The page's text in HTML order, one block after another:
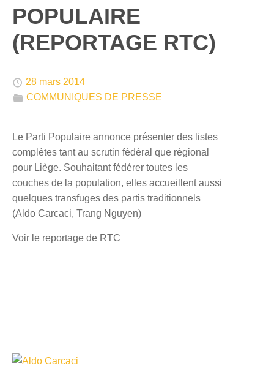
POPULAIRE
(REPORTAGE RTC)
🕔 28 mars 2014
📁 COMMUNIQUES DE PRESSE
Le Parti Populaire annonce présenter des listes
complètes tant au scrutin fédéral que régional
pour Liège. Souhaitant fédérer toutes les
couches de la population, elles accueillent aussi
quelques transfuges des partis traditionnels
(Aldo Carcaci, Trang Nguyen)
Voir le reportage de RTC